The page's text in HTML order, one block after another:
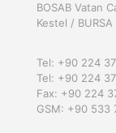
BOSAB Vatan
Kestel / BURSA
Tel: +90 224
Tel: +90 224
Fax: +90 224
GSM: +90 533